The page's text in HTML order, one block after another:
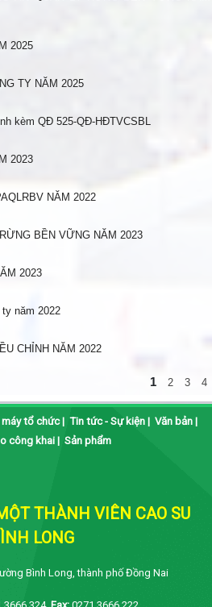
2025
TY NĂM 2025
kèm QĐ 525-QĐ-HĐTVCSBL
2023
NĂM 2022
BỀN VỮNG NĂM 2023
2023
năm 2022
CHỈNH NĂM 2022
1 2 3 4
máy tổ chức| Tin tức - Sự kiện| Văn bản|
công khai| Sản phẩm
THÀNH VIÊN CAO SU
LONG
Bình Long, thành phố Đồng Nai